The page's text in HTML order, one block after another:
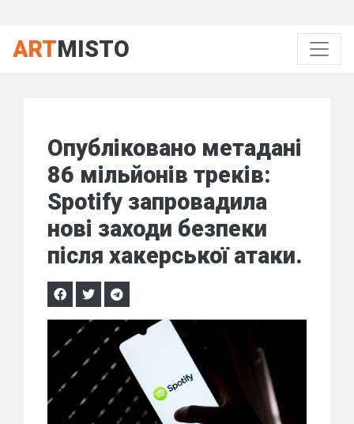
ARTMISTO
Опубліковано метадані
86 мільйонів треків:
Spotify запровадила
нові заходи безпеки
після хакерської атаки.